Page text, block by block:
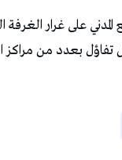
على غرار الغرفة
بعدد من مراكز